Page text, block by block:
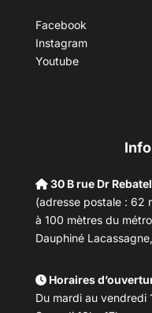
Facebook
Instagram
Youtube
30 B rue Dr
(adresse postale : 62
à 100 mètres du
Dauphiné
Horaires
Du mardi au vendredi